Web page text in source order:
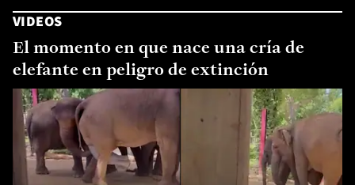
VIDEOS
El momento en que nace una cría de
elefante en peligro de extinción